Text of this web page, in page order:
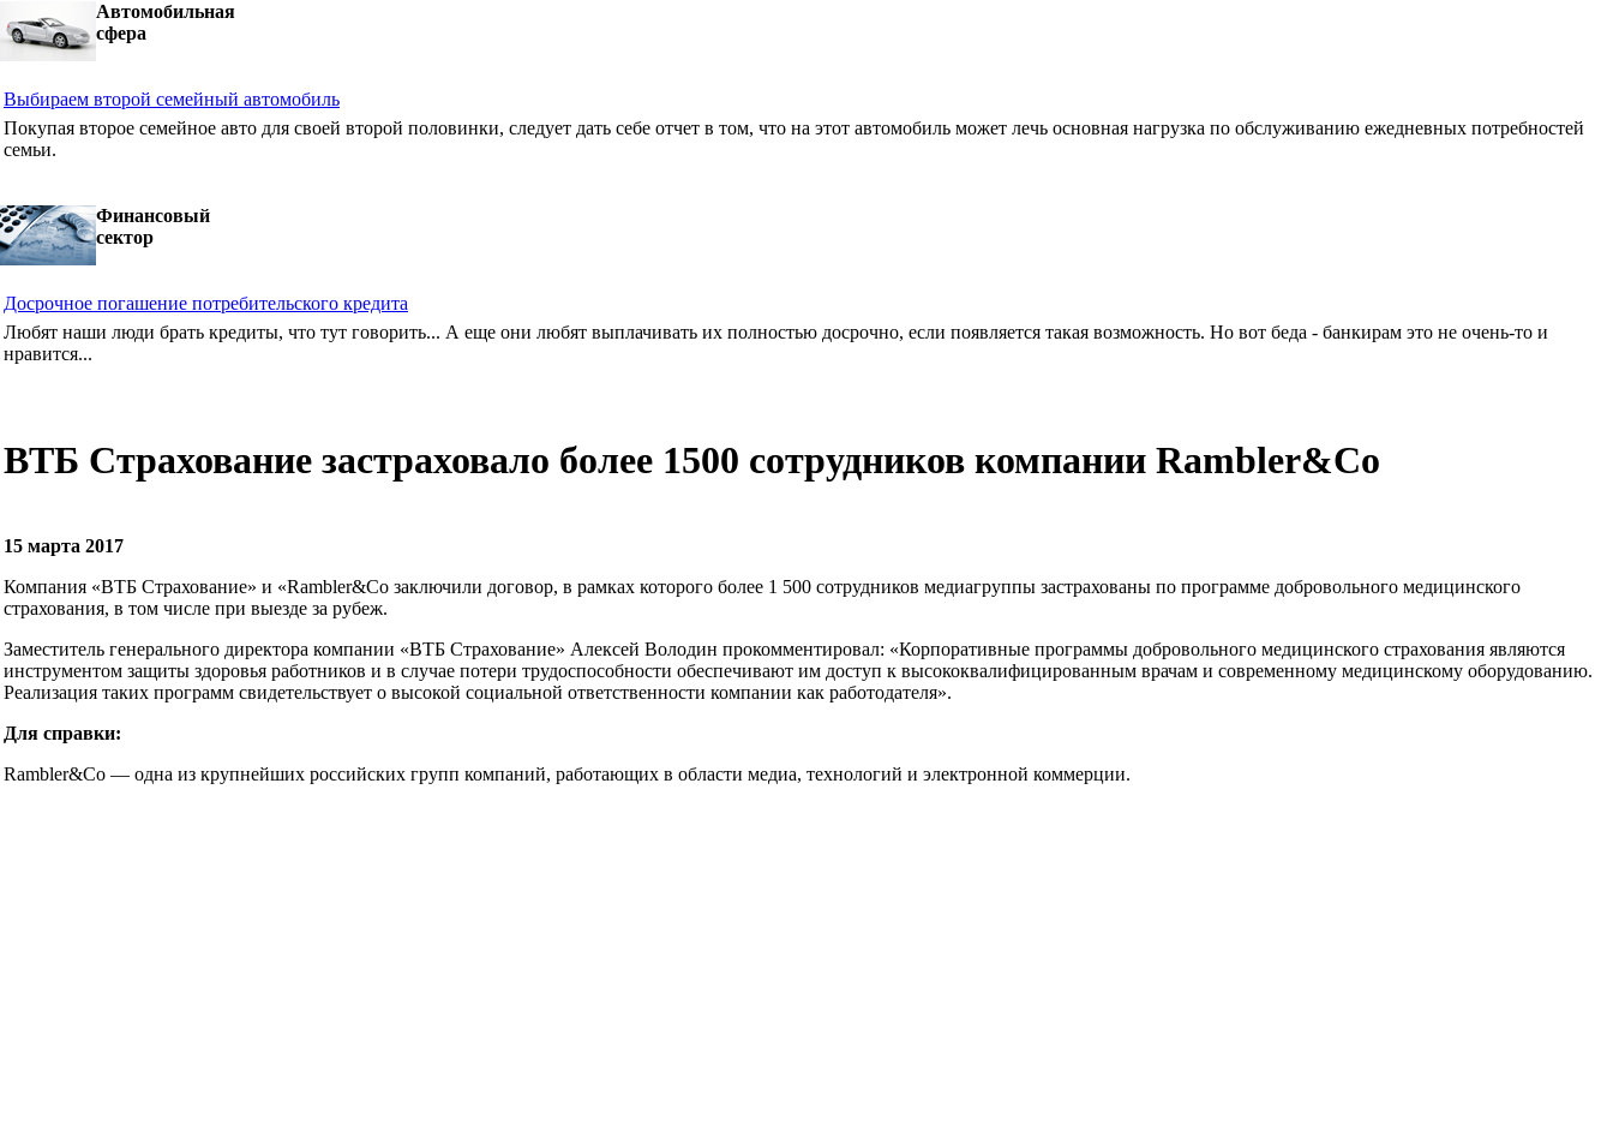
Автомобильная
сфера
Выбираем второй семейный автомобиль
Покупая второе семейное авто для своей второй половинки, следует дать себе отчет в том, что на этот автомобиль может лечь основная нагрузка по обслуживанию ежедневных потребностей
семьи.
Финансовый
сектор
Досрочное погашение потребительского кредита
Любят наши люди брать кредиты, что тут говорить... А еще они любят выплачивать их полностью досрочно, если появляется такая возможность. Но вот беда - банкирам это не очень-то и
нравится...
ВТБ Страхование застраховало более 1500 сотрудников компании Rambler&Co
15 марта 2017
Компания «ВТБ Страхование» и «Rambler&Co заключили договор, в рамках которого более 1 500 сотрудников медиагруппы застрахованы по программе добровольного медицинского
страхования, в том числе при выезде за рубеж.
Заместитель генерального директора компании «ВТБ Страхование» Алексей Володин прокомментировал: «Корпоративные программы добровольного медицинского страхования являются
инструментом защиты здоровья работников и в случае потери трудоспособности обеспечивают им доступ к высококвалифицированным врачам и современному медицинскому оборудованию.
Реализация таких программ свидетельствует о высокой социальной ответственности компании как работодателя».
Для справки:
Rambler&Co — одна из крупнейших российских групп компаний, работающих в области медиа, технологий и электронной коммерции.